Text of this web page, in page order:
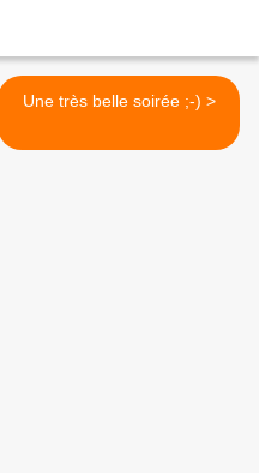
Une très belle soirée ;-) >